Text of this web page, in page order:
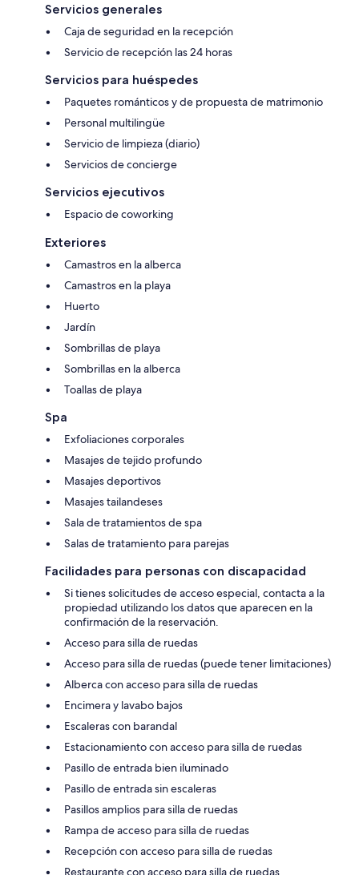
Servicios generales
Caja de seguridad en la recepción
Servicio de recepción las 24 horas
Servicios para huéspedes
Paquetes románticos y de propuesta de matrimonio
Personal multilingüe
Servicio de limpieza (diario)
Servicios de concierge
Servicios ejecutivos
Espacio de coworking
Exteriores
Camastros en la alberca
Camastros en la playa
Huerto
Jardín
Sombrillas de playa
Sombrillas en la alberca
Toallas de playa
Spa
Exfoliaciones corporales
Masajes de tejido profundo
Masajes deportivos
Masajes tailandeses
Sala de tratamientos de spa
Salas de tratamiento para parejas
Facilidades para personas con discapacidad
Si tienes solicitudes de acceso especial, contacta a la
propiedad utilizando los datos que aparecen en la
confirmación de la reservación.
Acceso para silla de ruedas
Acceso para silla de ruedas (puede tener limitaciones)
Alberca con acceso para silla de ruedas
Encimera y lavabo bajos
Escaleras con barandal
Estacionamiento con acceso para silla de ruedas
Pasillo de entrada bien iluminado
Pasillo de entrada sin escaleras
Pasillos amplios para silla de ruedas
Rampa de acceso para silla de ruedas
Recepción con acceso para silla de ruedas
Restaurante con acceso para silla de ruedas